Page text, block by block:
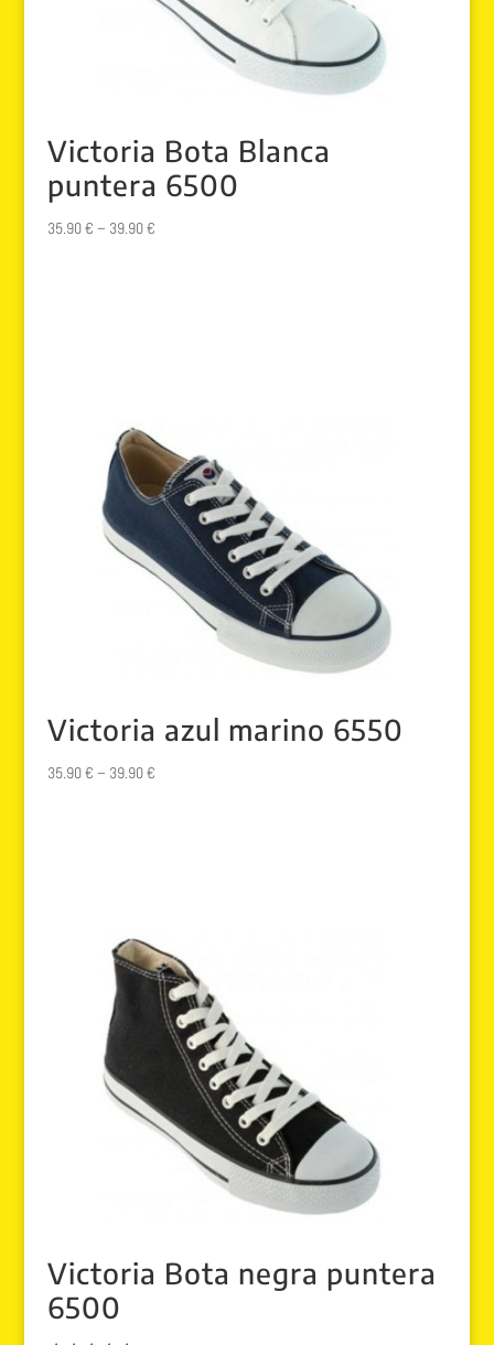
Victoria Bota Blanca
puntera 6500
35.90€ – 39.90€
Victoria azul marino 6550
35.90€ – 39.90€
Victoria Bota negra puntera
6500